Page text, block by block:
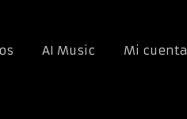
AI Music Mi cuenta